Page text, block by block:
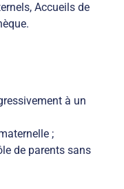
Accueils de
à un
;
de parents sans